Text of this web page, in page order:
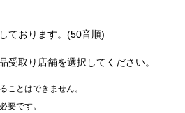
ております。(50音順)
受取り店舗を選択してください。
ことはできません。
要です。